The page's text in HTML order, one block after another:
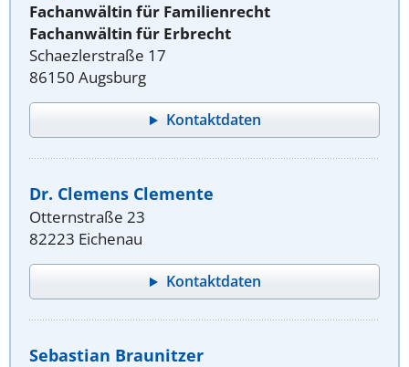
Fachanwältin für Familienrecht
Fachanwältin für Erbrecht
Schaezlerstraße 17
86150 Augsburg
Kontaktdaten
Dr. Clemens Clemente
Otternstraße 23
82223 Eichenau
Kontaktdaten
Sebastian Braunitzer